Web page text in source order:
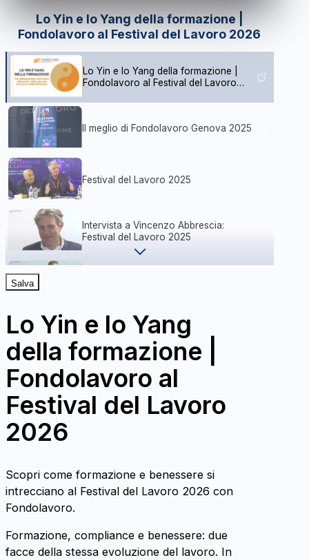
Lo Yin e lo Yang della formazione |
Fondolavoro al Festival del Lavoro 2026
Lo Yin e lo Yang della formazione |
Fondolavoro al Festival del Lavoro
Il meglio di Fondolavoro Genova 2025
Festival del Lavoro 2025
Intervista a Vincenzo Abbrescia:
Festival del Lavoro 2025
Festival del Lavoro 2023
Luca Cefisi
restare uniti | Festival del Lavoro 2023
Salva
Lo Yin e lo Yang
della formazione |
Fondolavoro al
Festival del Lavoro
2026
Scopri come formazione e benessere si
intrecciano al Festival del Lavoro 2026 con
Fondolavoro.
Formazione, compliance e benessere: due
facce della stessa evoluzione del lavoro. In